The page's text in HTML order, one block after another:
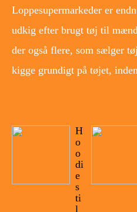
Loppesupermarkeder er
udkig efter brugt tøj til
der også flere, som sælger
kigge grundigt på tøjet,
H
o
o
di
e
s
ti
l